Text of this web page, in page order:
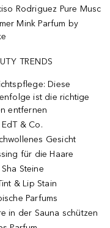
Rodriguez Pure Musc
Mink Parfum by
TRENDS
Diese
ist die richtige
entfernen
EdT & Co.
Gesicht
für die Haare
Steine
& Lip Stain
Parfums
in der Sauna schützen